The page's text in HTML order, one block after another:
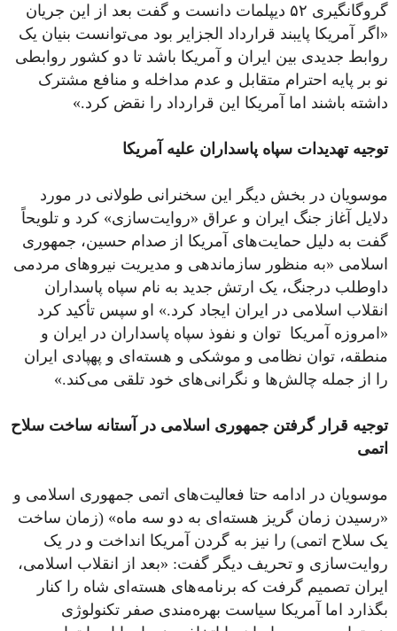
گروگانگیری ۵۲ دیپلمات دانست و گفت بعد از این جریان
«اگر آمریکا پایبند قرارداد الجزایر بود می‌توانست بنیان یک
روابط جدیدی بین ایران و آمریکا باشد تا دو کشور روابطی
نو بر پایه احترام متقابل و عدم مداخله و منافع مشترک
داشته باشند اما آمریکا این قرارداد را نقض کرد.»
توجیه تهدیدات سپاه پاسداران علیه آمریکا
موسویان در بخش دیگر این سخنرانی طولانی در مورد
دلایل آغاز جنگ ایران و عراق «روایت‌سازی» کرد و تلویحاً
گفت به دلیل حمایت‌های آمریکا از صدام حسین، جمهوری
اسلامی «به منظور سازماندهی و مدیریت نیروهای مردمی
داوطلب درجنگ، یک ارتش جدید به نام سپاه پاسداران
انقلاب اسلامی در ایران ایجاد کرد.» او سپس تأکید کرد
«امروزه آمریکا توان و نفوذ سپاه پاسداران در ایران و
منطقه، توان نظامی و موشکی و هسته‌ای و پهپادی ایران
را از جمله چالش‌ها و نگرانی‌های خود تلقی می‌کند.»
توجیه قرار گرفتن جمهوری اسلامی در آستانه ساخت سلاح
اتمی
موسویان در ادامه حتا فعالیت‌های اتمی جمهوری اسلامی و
«رسیدن زمان گریز هسته‌ای به دو سه ماه» (زمان ساخت
یک سلاح اتمی) را نیز به گردن آمریکا انداخت و در یک
روایت‌سازی و تحریف دیگر گفت: «بعد از انقلاب اسلامی،
ایران تصمیم گرفت که برنامه‌های هسته‌ای شاه را کنار
بگذارد اما آمریکا سیاست بهره‌مندی صفر تکنولوژی